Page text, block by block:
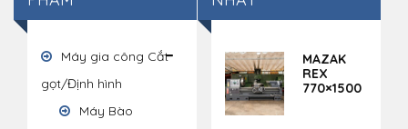
Máy gia công Cắt
gọt/Định hình
Máy Bào
MAZAK
REX
770×1500